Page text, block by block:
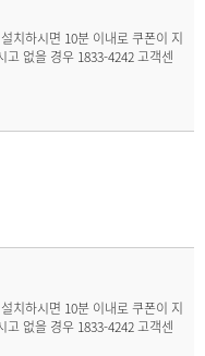
치하시면 10분 이내로 쿠폰이 지
없을 경우 1833-4242 고객센
치하시면 10분 이내로 쿠폰이 지
없을 경우 1833-4242 고객센